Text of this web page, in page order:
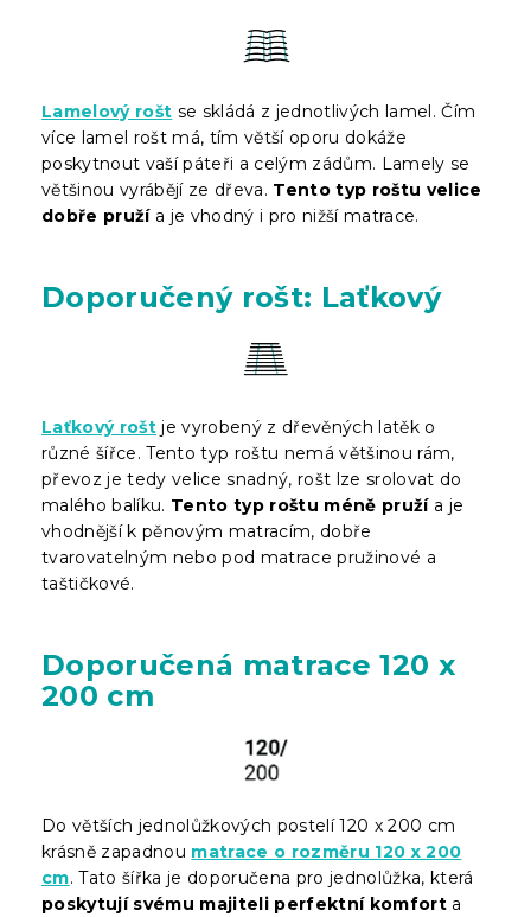
Lamelový rošt se skládá z jednotlivých lamel. Čím
více lamel rošt má, tím větší oporu dokáže
poskytnout vaší páteři a celým zádům. Lamely se
většinou vyrábějí ze dřeva. Tento typ roštu velice
dobře pružía je vhodný i pro nižší matrace.
Doporučený rošt: Laťkový
Laťkový rošt je vyrobený z dřevěných latěk o
různé šířce. Tento typ roštu nemá většinou rám,
převoz je tedy velice snadný, rošt lze srolovat do
malého balíku. Tento typ roštu méně pružía je
vhodnější k pěnovým matracím, dobře
tvarovatelným nebo pod matrace pružinové a
taštičkové.
Doporučená matrace 120 x
200 cm
Do větších jednolůžkových postelí 120 x 200 cm
krásně zapadnou matrace o rozměru 120 x 200
cm. Tato šířka je doporučena pro jednolůžka, která
poskytují svému majiteli perfektní komfort a